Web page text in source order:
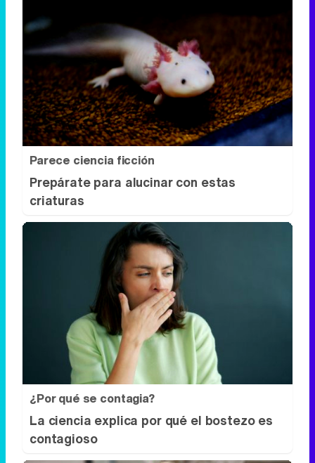
Parece ciencia ficción
Prepárate para alucinar con estas
criaturas
¿Por qué se contagia?
La ciencia explica por qué el bostezo es
contagioso